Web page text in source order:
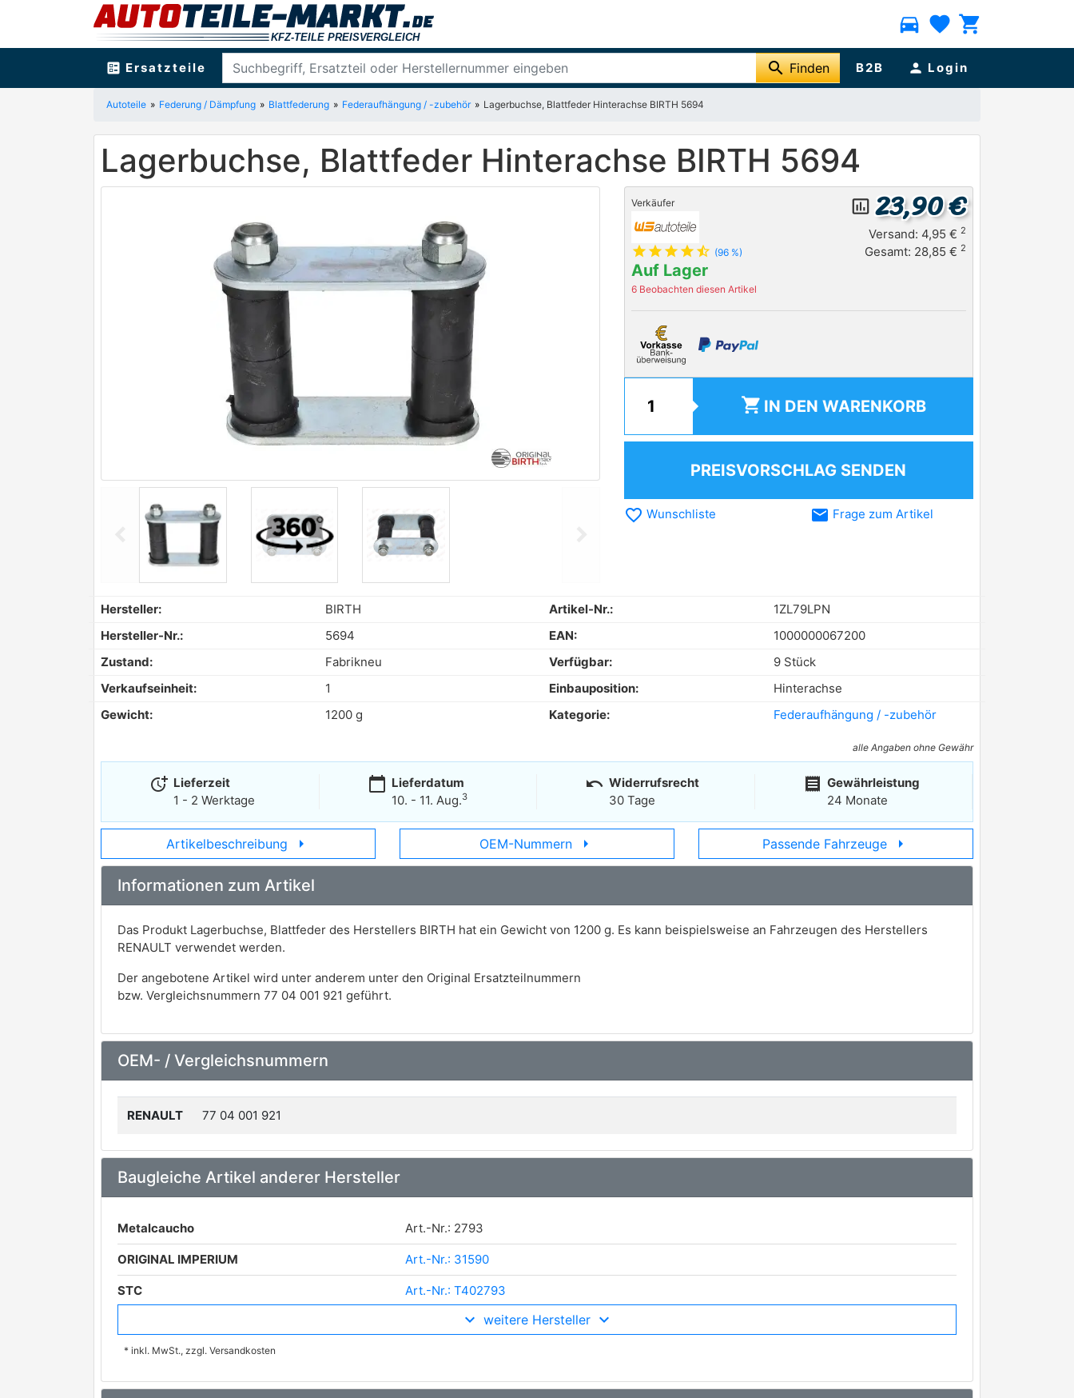
directions_car favorite shopping_cart
ballot Ersatzteile search Finden B2B person Login
Autoteile Federung / Dämpfung Blattfederung Federaufhängung / -zubehör Lagerbuchse, Blattfeder Hinterachse BIRTH 5694
Lagerbuchse, Blattfeder Hinterachse BIRTH 5694
Previous
Verkäufer
star star star star star_half (96 %)
Auf Lager
6 Beobachten diesen Artikel
insert_chart_outlined 23,90 €
Versand: 4,95 € 2
Gesamt: 28,85 € 2
shopping_cart IN DEN WARENKORB
PREISVORSCHLAG SENDEN
favorite_border Wunschliste email Frage zum Artikel
Hersteller: BIRTH Artikel-Nr.:
1ZL79LPN
Hersteller-Nr.:
5694 EAN:
1000000067200
Zustand:
Fabrikneu Verfügbar:
9 Stück
Verkaufseinheit:
1 Einbauposition:
Hinterachse
Gewicht:
1200 g Kategorie: Federaufhängung / -zubehör
alle Angaben ohne Gewähr
more_time Lieferzeit
1 - 2 Werktage
calendar_today Lieferdatum
10. - 11. Aug.3
undo Widerrufsrecht
30 Tage
receipt Gewährleistung
24 Monate
Artikelbeschreibung arrow_right OEM-Nummern arrow_right Passende Fahrzeuge arrow_right
Informationen zum Artikel
Das Produkt Lagerbuchse, Blattfeder des Herstellers BIRTH hat ein Gewicht von 1200 g. Es kann beispielsweise an Fahrzeugen des Herstellers
RENAULT verwendet werden.
Der angebotene Artikel wird unter anderem unter den Original Ersatzteilnummern
bzw. Vergleichsnummern 77 04 001 921 geführt.
OEM- / Vergleichsnummern
RENAULT 77 04 001 921
Baugleiche Artikel anderer Hersteller
Metalcaucho Art.-Nr.: 2793
ORIGINAL IMPERIUM Art.-Nr.: 31590
STC Art.-Nr.: T402793
Art.-Nr.: 392707weitere Hersteller
* inkl. MwSt., zzgl. Versandkosten